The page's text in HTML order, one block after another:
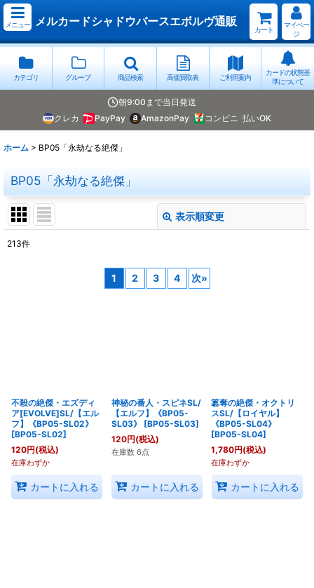
メニュー メルカードシャドウバースエボルヴ通販
カート
マイペー
ジ
カテゴリ グループ 商品検索 高価買取表 ご利用案内
カードの状態基
準について
朝9:00まで当日発送
クレカ
PayPay AmazonPay コンビニ 払いOK
ホーム > BP05「永劫なる絶傑」
BP05「永劫なる絶傑」
表示順変更
213件
1 2 3 4 次»
不殺の絶傑・エズディ
ア[EVOLVE]SL/【エル
フ】《BP05-SL02》
[BP05-SL02]
120円(税込)
在庫わずか
カートに入れる
神秘の番人・スピネSL/
【エルフ】《BP05-
SL03》
[BP05-SL03]
120円(税込)
在庫数 6点
カートに入れる
簒奪の絶傑・オクトリ
スSL/【ロイヤル】
《BP05-SL04》
[BP05-SL04]
1,780円(税込)
在庫わずか
カートに入れる